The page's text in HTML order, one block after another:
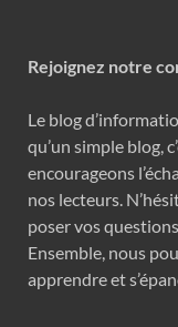
Rejoignez notre
Le blog
qu’un simple blog,
encourageons
nos lecteurs.
poser vos
Ensemble, nous
apprendre et